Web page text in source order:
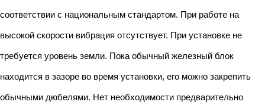
соответствии с национальным стандартом. При работе на
высокой скорости вибрация отсутствует. При установке не
требуется уровень земли. Пока обычный железный блок
находится в зазоре во время установки, его можно закрепить
обычными дюбелями. Нет необходимости предварительно